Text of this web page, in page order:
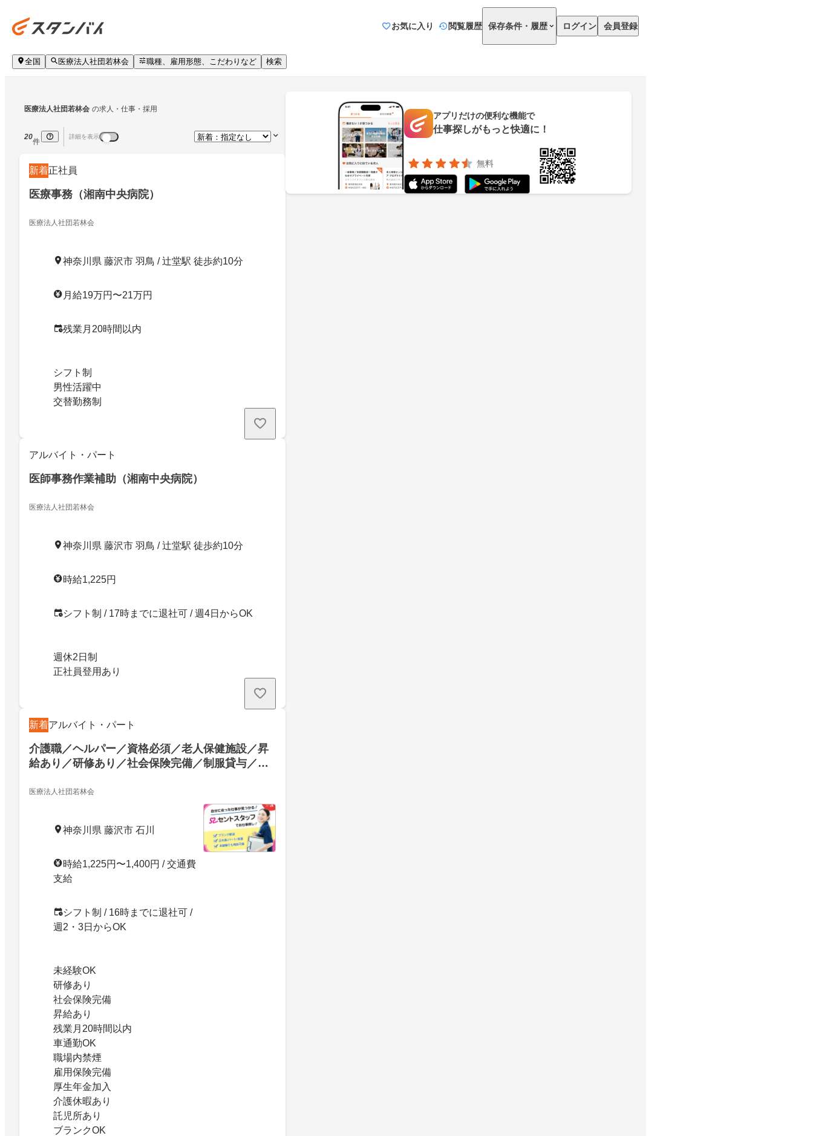
お気に入り 閲覧履歴 保存条件・履歴 ログイン 会員登録
全国 医療法人社団若林会 職種、雇用形態、こだわりなど 検索
医療法人社団若林会 の求人・仕事・採用
20
件
詳細を表示
新着正社員
医療事務（湘南中央病院）
医療法人社団若林会
神奈川県 藤沢市 羽鳥 / 辻堂駅 徒歩約10分
月給19万円〜21万円
残業月20時間以内
シフト制
男性活躍中
交替勤務制
アルバイト・パート
医師事務作業補助（湘南中央病院）
医療法人社団若林会
神奈川県 藤沢市 羽鳥 / 辻堂駅 徒歩約10分
時給1,225円
シフト制 / 17時までに退社可 / 週4日からOK
週休2日制
正社員登用あり
新着アルバイト・パート
介護職／ヘルパー／資格必須／老人保健施設／昇
給あり／研修あり／社会保険完備／制服貸与／禁
医療法人社団若林会
神奈川県 藤沢市 石川
時給1,225円〜1,400円 / 交通費
支給
シフト制 / 16時までに退社可 /
週2・3日からOK
未経験OK
研修あり
社会保険完備
昇給あり
残業月20時間以内
車通勤OK
職場内禁煙
雇用保険完備
厚生年金加入
介護休暇あり
託児所あり
ブランクOK
アプリだけの便利な機能で
仕事探しがもっと快適に！
無料